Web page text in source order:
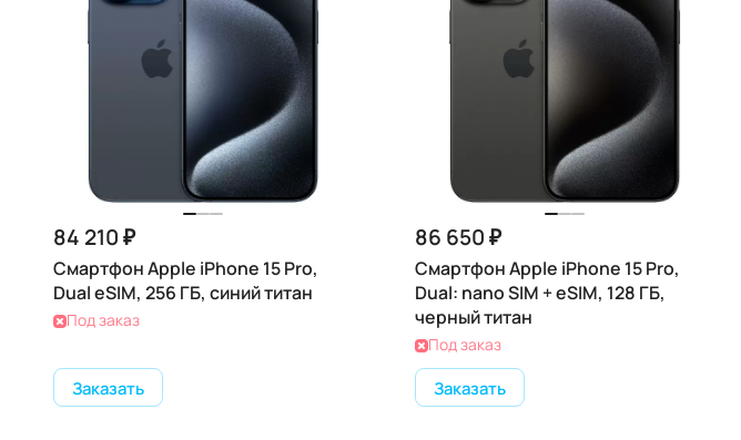
84 210 ₽
Смартфон Apple iPhone 15 Pro,
Dual eSIM, 256 ГБ, синий титан
Под заказ
Заказать
86 650 ₽
Смартфон Apple iPhone 15 Pro,
Dual: nano SIM + eSIM, 128 ГБ,
черный титан
Под заказ
Заказать